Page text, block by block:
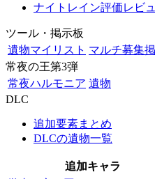
ナイトレイン評価レビ
ツール・掲示板
遺物マイリスト マルチ募集
常夜の王第3弾
常夜ハルモニア 遺物
DLC
追加要素まとめ
DLCの遺物一覧
追加キャラ